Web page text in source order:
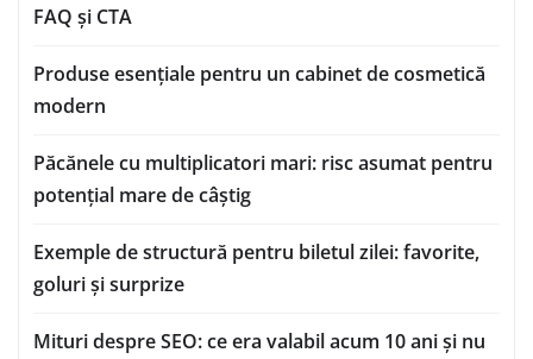
FAQ și CTA
Produse esențiale pentru un cabinet de cosmetică
modern
Păcănele cu multiplicatori mari: risc asumat pentru
potențial mare de câștig
Exemple de structură pentru biletul zilei: favorite,
goluri și surprize
Mituri despre SEO: ce era valabil acum 10 ani și nu